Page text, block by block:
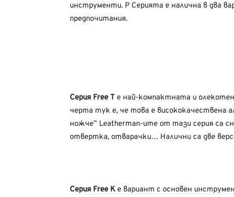
инструменти. P Серията е налична в два
предпочитания.
Серия Free T е най-компактната и
черта тук е, че това е висококачествена
ножче” Leatherman-ите от тази серия са
отвертка, отварачки… Налични са две
Серия Free K е вариант с основен